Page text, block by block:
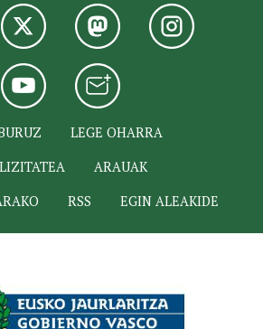
LEGE OHARRA
ARAUAK
RSS EGIN ALEAKIDE